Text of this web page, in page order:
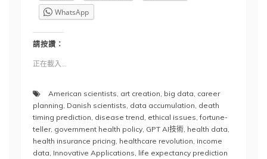
WhatsApp
請按讚：
正在載入...
American scientists, art creation, big data, career
planning, Danish scientists, data accumulation, death
timing prediction, disease trend, ethical issues,fortune-
teller, government health policy, GPT AI技術, health data,
health insurance pricing, healthcare revolution, income
data, Innovative Applications, life expectancy prediction